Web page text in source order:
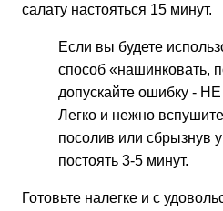
салату настояться 15 минут.
Если вы будете
способ «нашинковать,
допускайте ошибку -
Легко и нежно
посолив или сбрызнув
постоять 3-5 минут.
Готовьте налегке и с